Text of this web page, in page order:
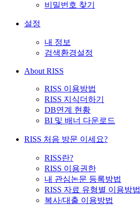
비밀번호 찾기
설정
내 정보
검색환경설정
About RISS
RISS 이용방법
RISS 지식더하기
DB연계 현황
BI 및 배너 다운로드
RISS 처음 방문 이세요?
RISS란?
RISS 이용권한
내 관심논문 등록방법
RISS 자료 유형별 이용방법
복사/대출 이용방법